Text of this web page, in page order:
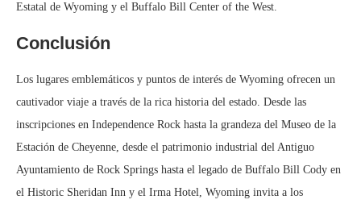
Estatal de Wyoming y el Buffalo Bill Center of the West.
Conclusión
Los lugares emblemáticos y puntos de interés de Wyoming ofrecen un
cautivador viaje a través de la rica historia del estado. Desde las
inscripciones en Independence Rock hasta la grandeza del Museo de la
Estación de Cheyenne, desde el patrimonio industrial del Antiguo
Ayuntamiento de Rock Springs hasta el legado de Buffalo Bill Cody en
el Historic Sheridan Inn y el Irma Hotel, Wyoming invita a los